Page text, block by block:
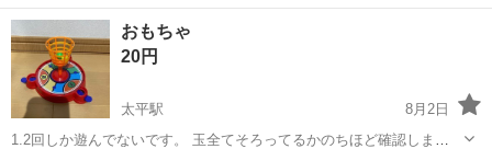
ゼント/ブランド
北海道 札幌市
おもちゃ
20円
太平駅
8月2日
1.2回しか遊んでないです。 玉全てそろってるかのちほど確認しま